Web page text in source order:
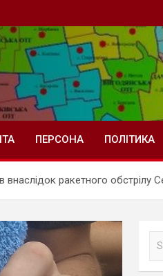
ПЕРСОНА ПОЛІТИКА
ракетного обстрілу